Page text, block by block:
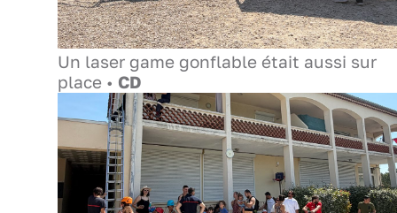
Un laser game gonflable était aussi sur
place • CD